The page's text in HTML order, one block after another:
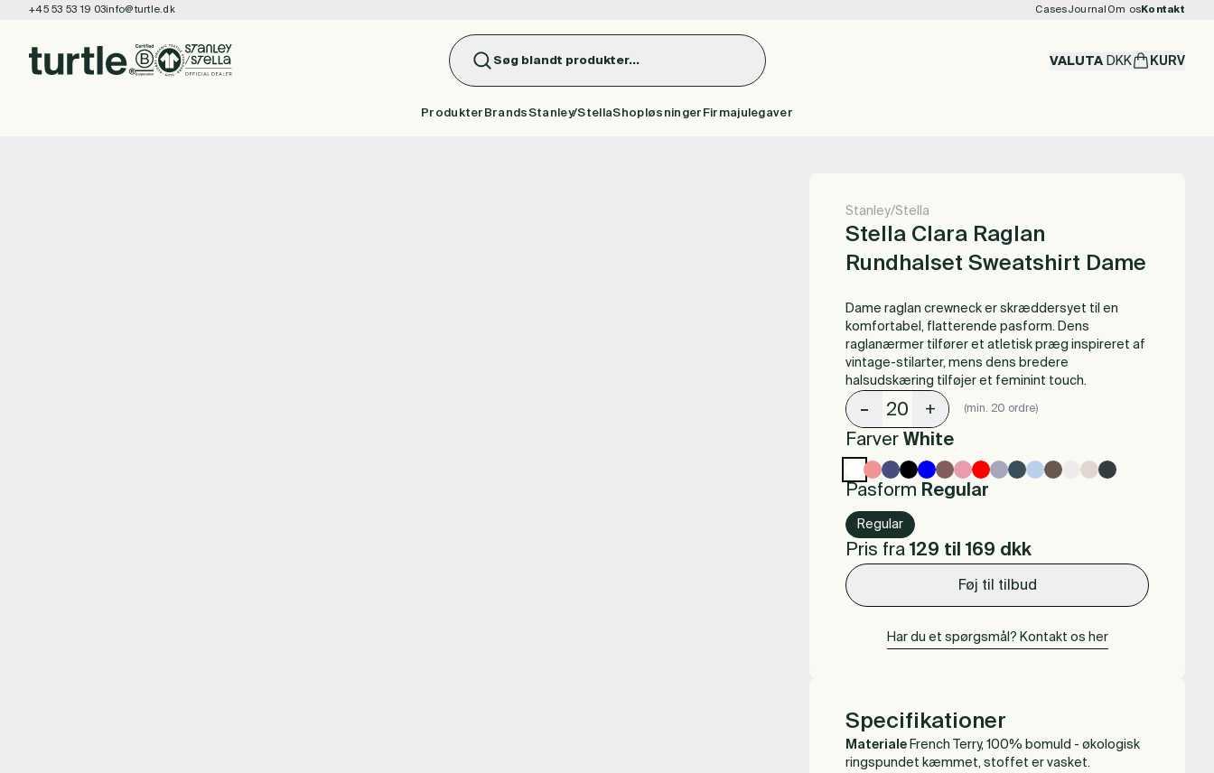
+45 53 53 19 03info@turtle.dk CasesJournal Om osKontakt
Søg blandt produkter... VALUTA DKK KURV
Produkter Brands Stanley/StellaShopløsninger Firmajulegaver
Stanley/Stella
Stella Clara Raglan
Rundhalset Sweatshirt Dame
Dame raglan crewneck er skræddersyet til en
komfortabel, flatterende pasform. Dens
raglanærmer tilfører et atletisk præg inspireret af
vintage-stilarter, mens dens bredere
halsudskæring tilføjer et feminint touch.
- + (min. 20 ordre)
Farver White
Pasform Regular
Regular
Pris fra 129 til 169 dkk
Føj til tilbud
Har du et spørgsmål? Kontakt os her
Specifikationer
Materiale French Terry, 100% bomuld - økologisk
ringspundet kæmmet, stoffet er vasket.